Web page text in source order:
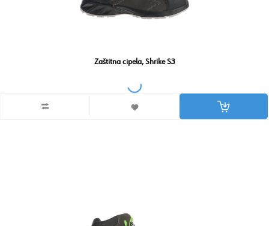
Zaštitna cipela, Shrike S3